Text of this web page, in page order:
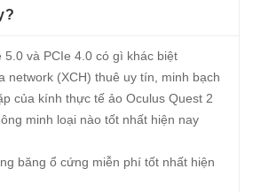
5.0 và PCIe 4.0 có gì khác biệt
network (XCH) thuê uy tín, minh bạch
của kính thực tế ảo Oculus Quest 2
minh loại nào tốt nhất hiện nay
băng ổ cứng miễn phí tốt nhất hiện